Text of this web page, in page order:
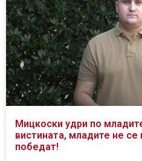
Мицкоски удри по
вистината, младите не
победат!